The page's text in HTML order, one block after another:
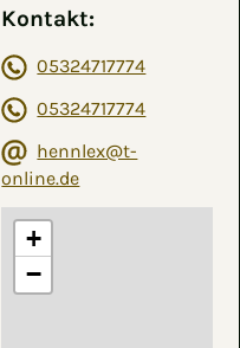
Kontakt:
05324717774
05324717774
hennlex@t-
online.de
+
−